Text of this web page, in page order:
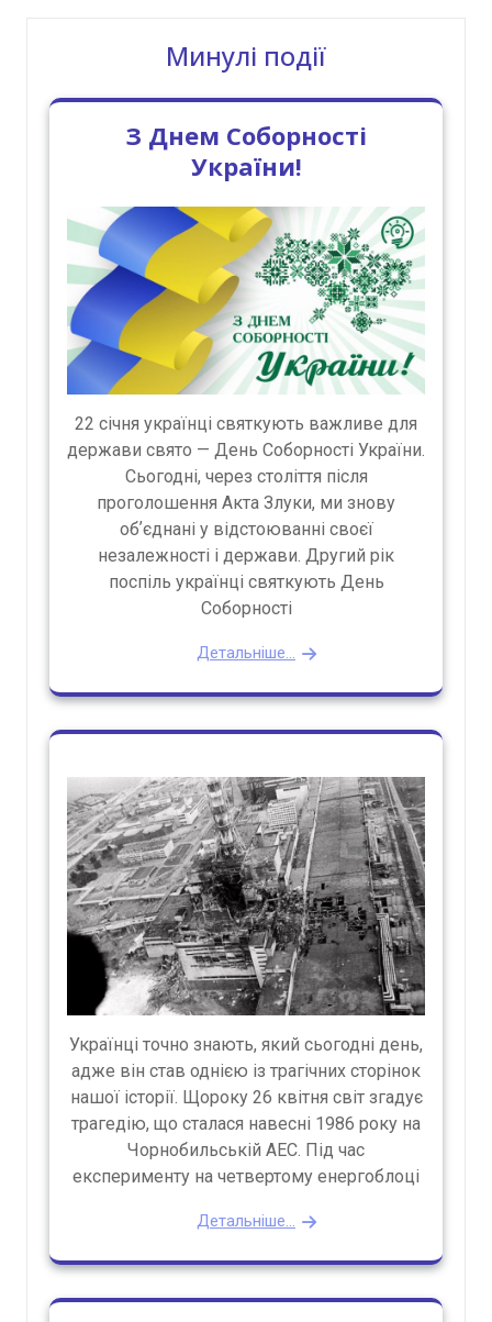
Минулі події
З Днем Соборності
України!
22 січня українці святкують важливе для
держави свято — День Соборності України.
Сьогодні, через століття після
проголошення Акта Злуки, ми знову
обʼєднані у відстоюванні своєї
незалежності і держави. Другий рік
поспіль українці святкують День
Соборності
Детальніше...
Українці точно знають, який сьогодні день,
адже він став однією із трагічних сторінок
нашої історії. Щороку 26 квітня світ згадує
трагедію, що сталася навесні 1986 року на
Чорнобильській АЕС. Під час
експерименту на четвертому енергоблоці
Детальніше...